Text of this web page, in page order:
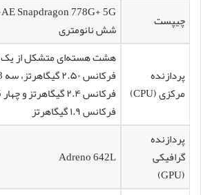
چیپست
Snapdragon 778G+ 5G
شش نانومتری
پردازنده
مرکزی (CPU)
فرکانس ۱.۹ گیگاهرتز
پردازنده
گرافیکی
(GPU)
Adreno 642L